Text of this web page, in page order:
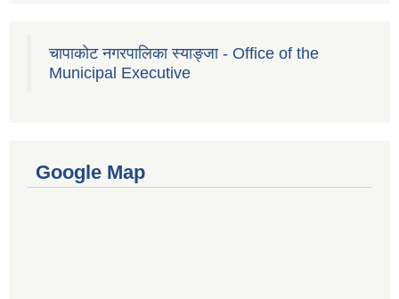
चापाकोट नगरपालिका स्याङ्जा - Office of the
Municipal Executive
Google Map